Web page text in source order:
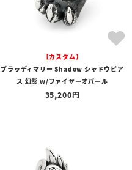
【カスタム】
ブラッディマリー Shadow シャドウピア
ス 幻影 w/ファイヤーオパール
35,200